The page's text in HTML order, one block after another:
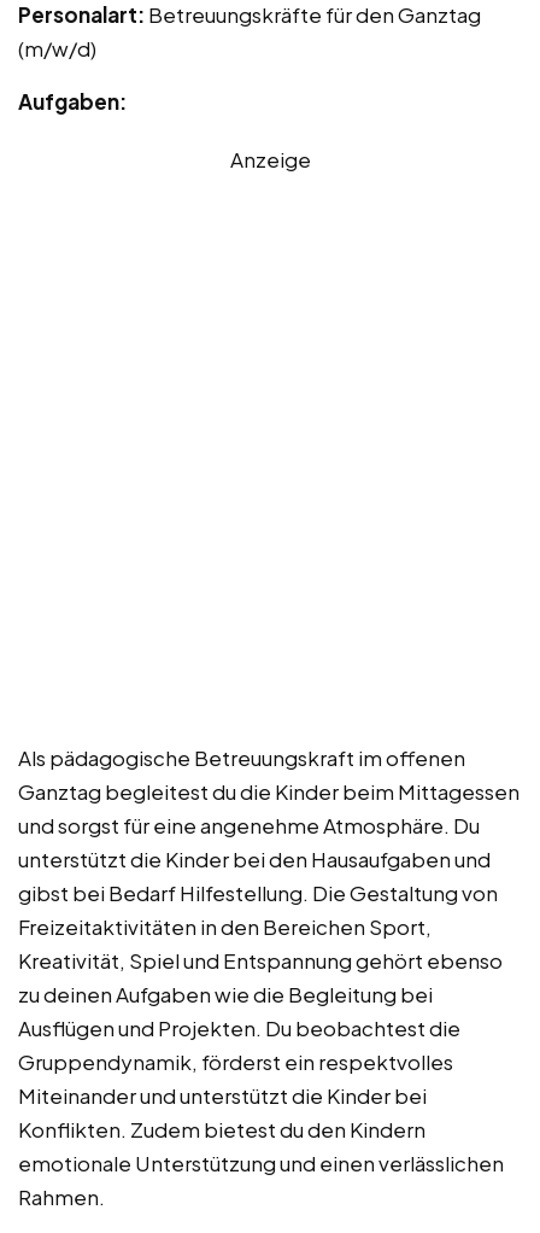
Personalart: Betreuungskräfte für den Ganztag
(m/w/d)
Aufgaben:
Anzeige
Als pädagogische Betreuungskraft im offenen
Ganztag begleitest du die Kinder beim Mittagessen
und sorgst für eine angenehme Atmosphäre. Du
unterstützt die Kinder bei den Hausaufgaben und
gibst bei Bedarf Hilfestellung. Die Gestaltung von
Freizeitaktivitäten in den Bereichen Sport,
Kreativität, Spiel und Entspannung gehört ebenso
zu deinen Aufgaben wie die Begleitung bei
Ausflügen und Projekten. Du beobachtest die
Gruppendynamik, förderst ein respektvolles
Miteinander und unterstützt die Kinder bei
Konflikten. Zudem bietest du den Kindern
emotionale Unterstützung und einen verlässlichen
Rahmen.